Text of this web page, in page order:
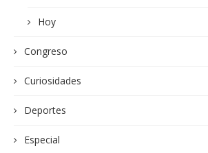
Hoy
Congreso
Curiosidades
Deportes
Especial